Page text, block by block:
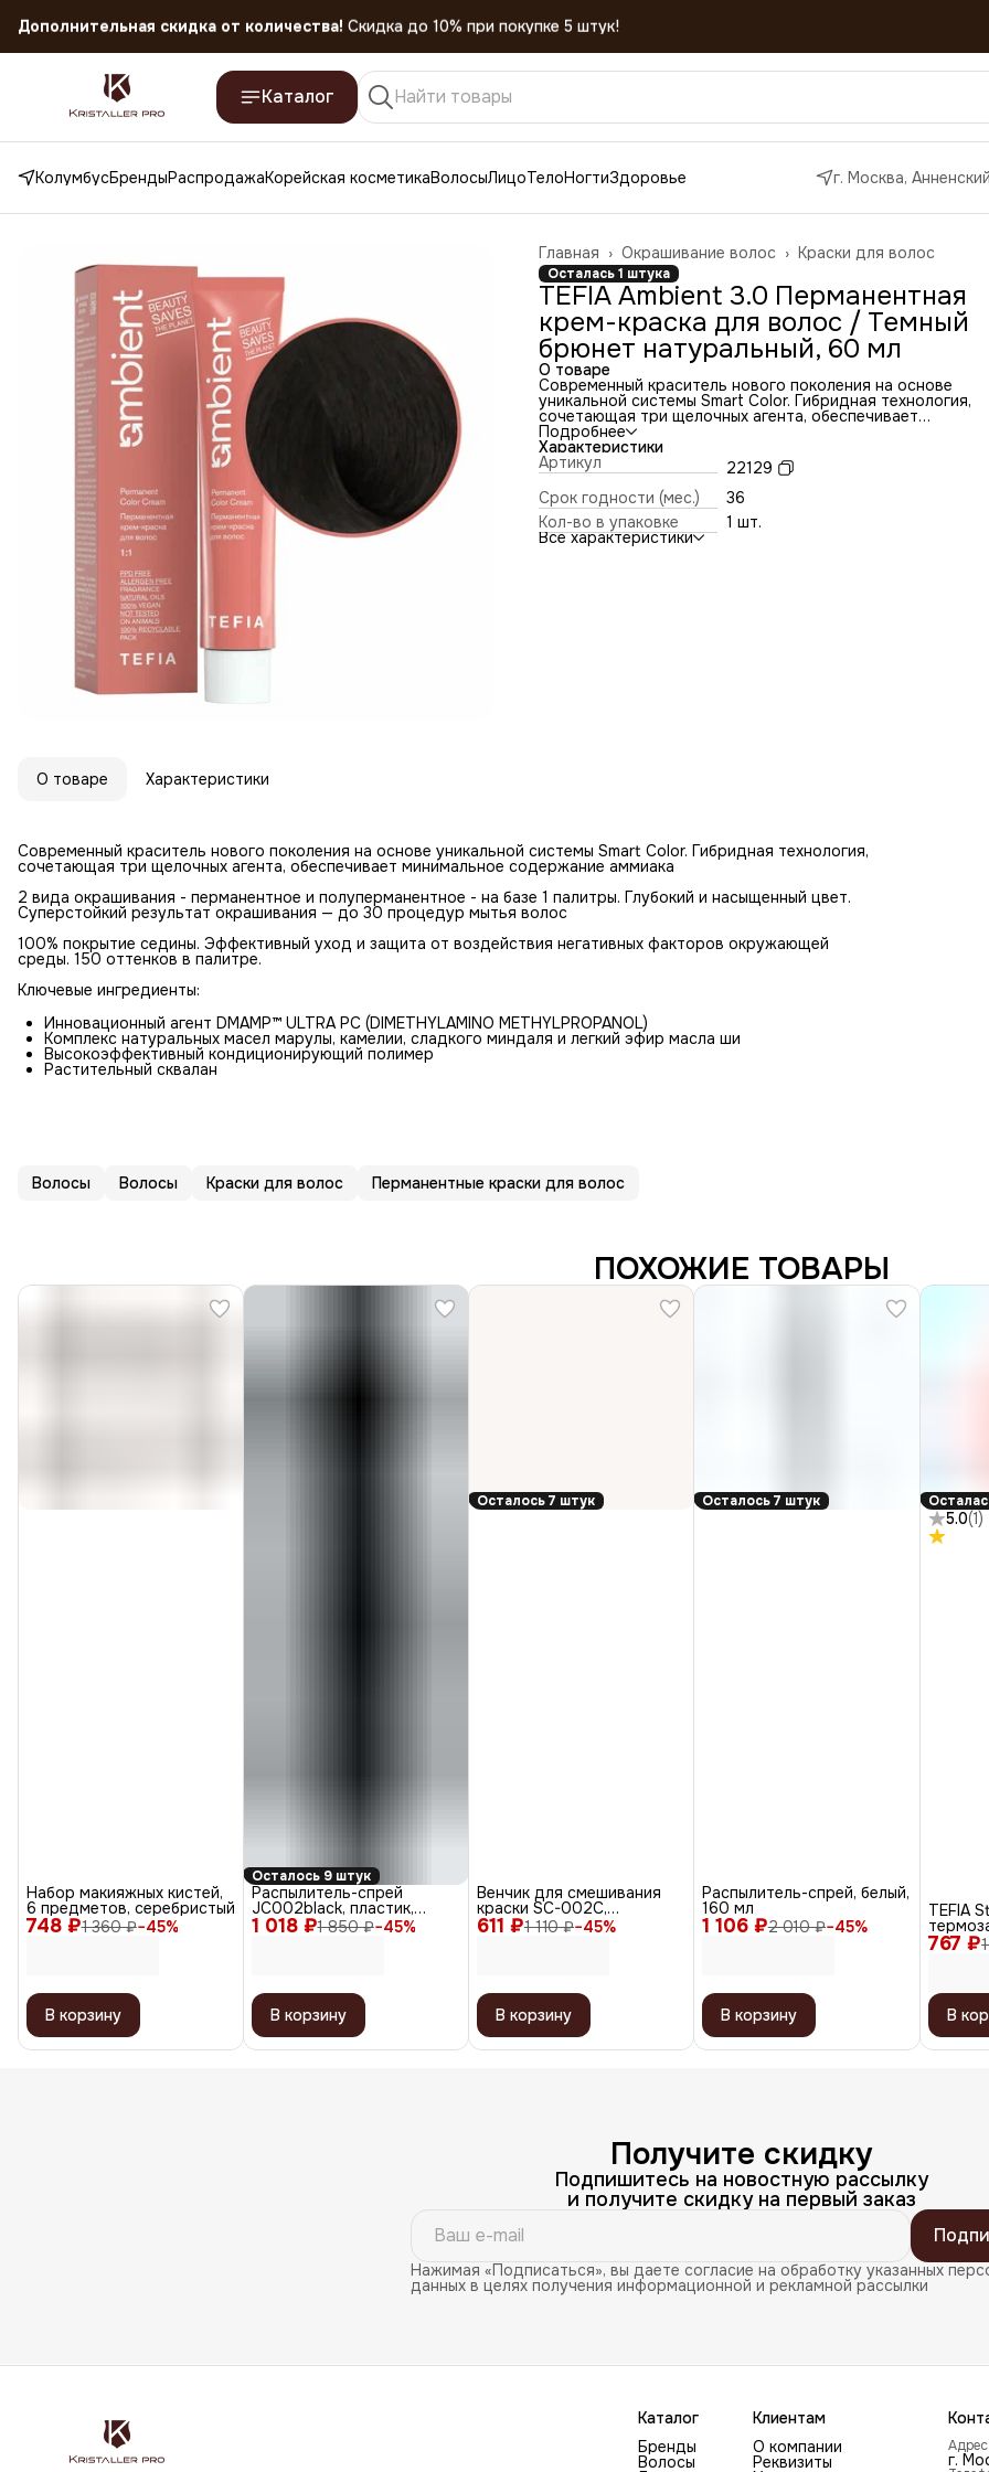
Скидка 45% на все товары до 31.07.2026
Каталог
КолумбусБрендыРаспродажаКорейская косметикаВолосыЛицоТелоНогтиЗдоровье г. Москва,
Краски для волос
Окрашивание волос ›
Главная ›
Осталась 1 штука
TEFIA Ambient 3.0 Перманентная
крем-краска для волос / Темный
брюнет натуральный, 60 мл
О товаре
Современный краситель нового поколения на основе
уникальной системы Smart Color. Гибридная технология,
сочетающая три щелочных агента, обеспечивает
минимальное содержание аммиака
2 вида окрашивания - перманентное и полуперманентное
базе 1 палитры. Глубокий и насыщенный цвет. Суперстойкий
результат окрашивания — до 30 процедур мытья волос
100% покрытие седины. Эффективный уход и защита от
воздействия негативных факторов окружающей среды.
оттенков в палитре.
Ключевые ингредиенты:
Подробнее
Характеристики
Артикул
22129
Срок годности (мес.)
36
Кол-во в упаковке
1 шт.
Все характеристики
О товаре Характеристики
Современный краситель нового поколения на основе уникальной системы Smart Color. Гибридная технология,
сочетающая три щелочных агента, обеспечивает минимальное содержание аммиака
2 вида окрашивания - перманентное и полуперманентное - на базе 1 палитры. Глубокий и насыщенный цвет.
Суперстойкий результат окрашивания — до 30 процедур мытья волос
100% покрытие седины. Эффективный уход и защита от воздействия негативных факторов окружающей
среды. 150 оттенков в палитре.
Ключевые ингредиенты:
Инновационный агент DMAMP™ ULTRA PC (DIMETHYLAMINO METHYLPROPANOL)
Комплекс натуральных масел марулы, камелии, сладкого миндаля и легкий эфир масла ши
Высокоэффективный кондиционирующий полимер
Растительный сквалан
Волосы Волосы Краски для волос Перманентные краски для волос
ПОХОЖИЕ ТОВАРЫ
748 ₽1 360 ₽−45%
Набор макияжных кистей,
6 предметов, серебристый
В корзину
Осталось 9 штук
1 018 ₽1 850 ₽−45%
Распылитель-спрей
JC002black, пластик,
черный, 160 мл
В корзину
Осталось 7 штук
611 ₽1 110 ₽−45%
Венчик для смешивания
краски SC-002C,
серебристый
В корзину
Осталось 7 штук
1 106 ₽2 010 ₽−45%
Распылитель-спрей, белый,
160 мл
В корзину
5.0(1)
767 ₽
TEFIA
В
Получите скидку
Подпишитесь на новостную рассылку
и получите скидку на первый заказ
Нажимая «Подписаться», вы даете согласие на обработку указанных
данных в целях получения информационной и рекламной рассылки
Каталог
Бренды
Волосы
Клиентам
О компании
Реквизиты
Адрес
г.